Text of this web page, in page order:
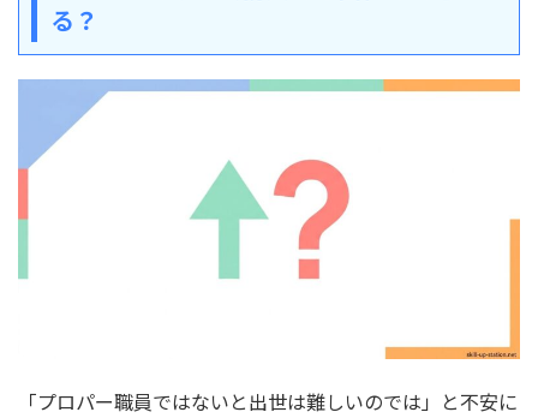
る？
「プロパー職員ではないと出世は難しいのでは」と不安に